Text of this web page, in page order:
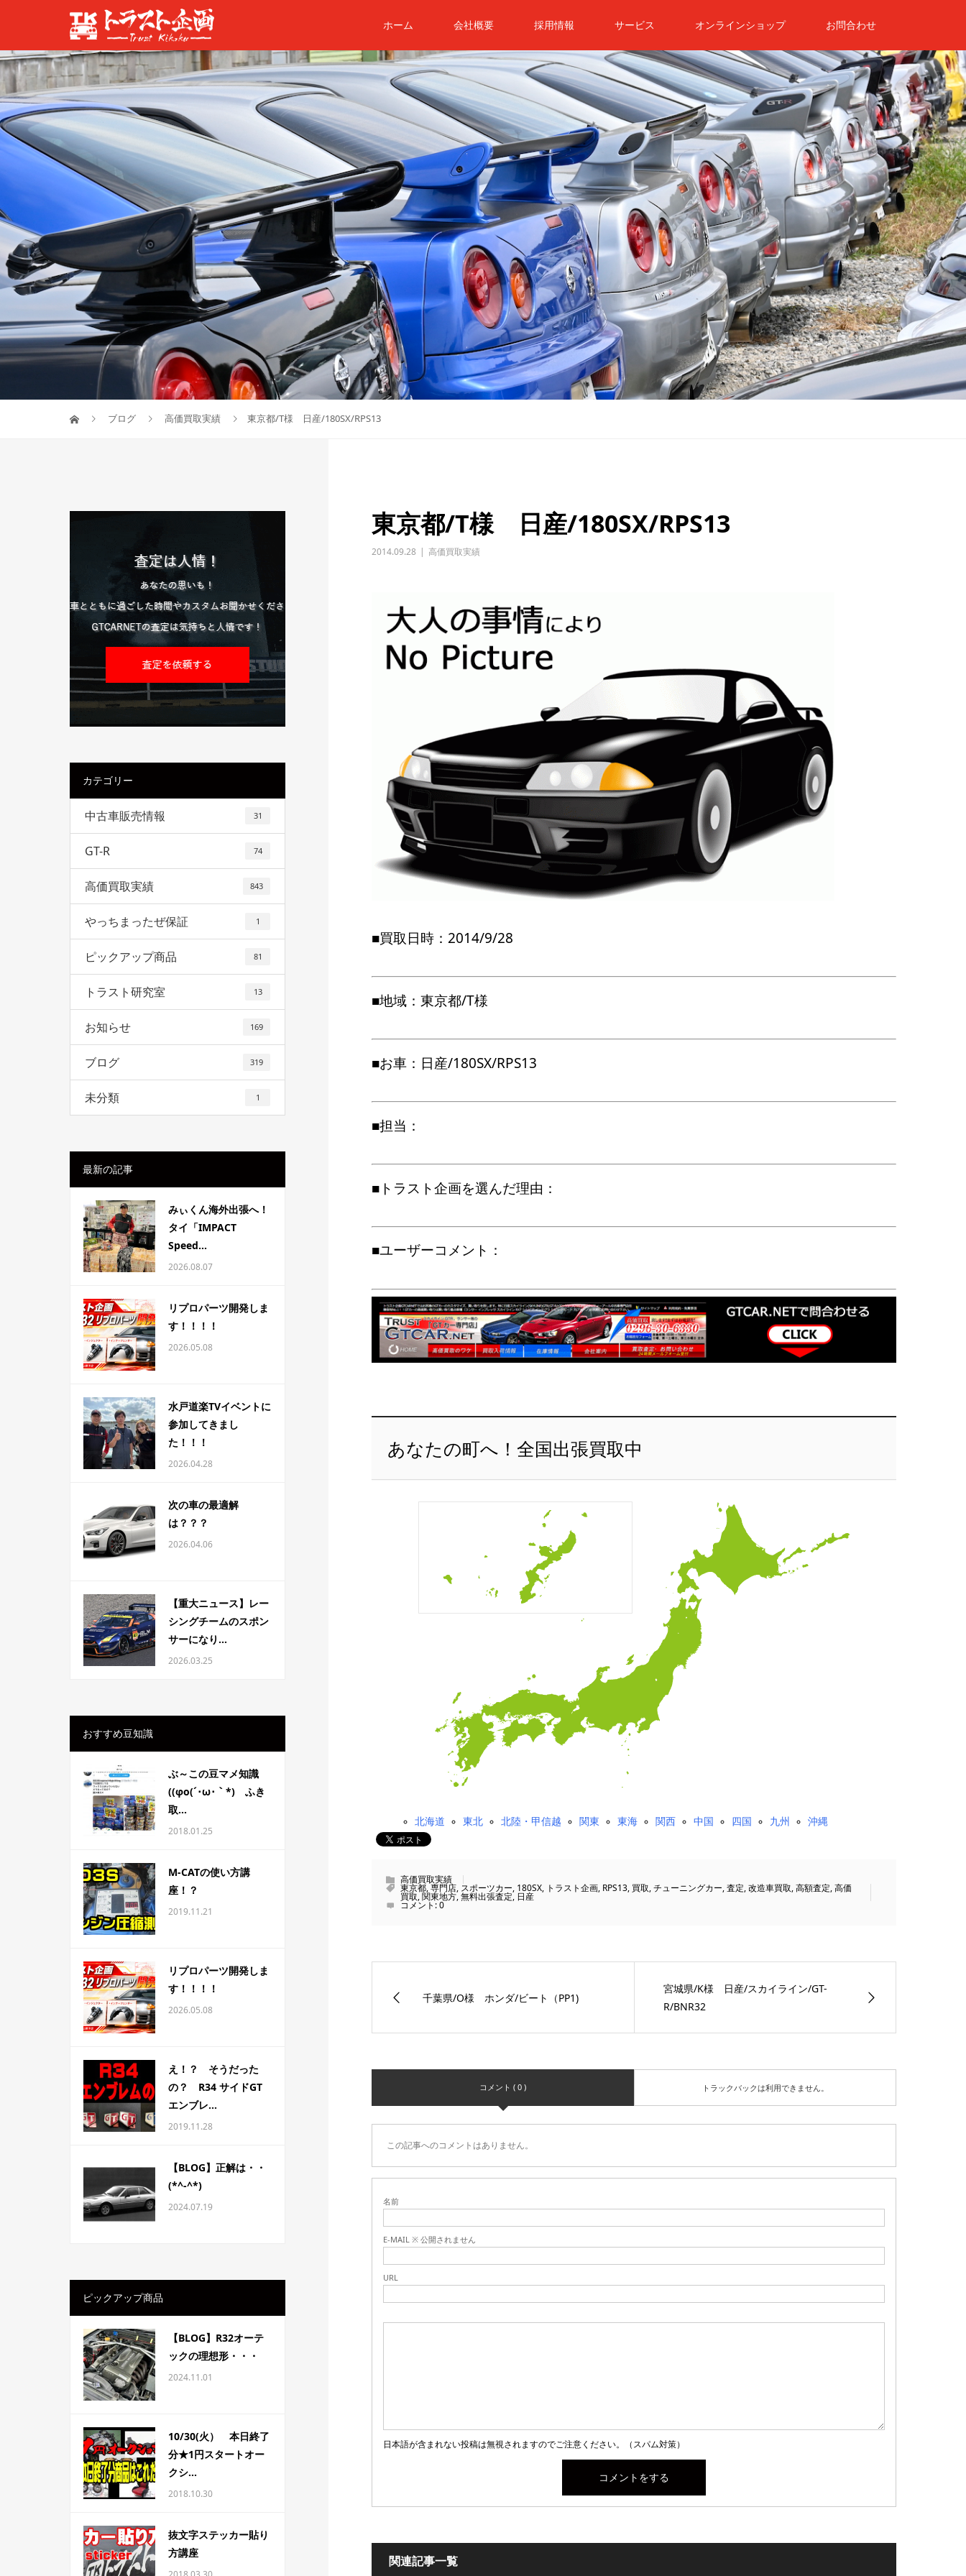
ホーム 会社概要 採用情報 サービス オンラインショップ お問合わせ
ブログ 高価買取実績 東京都/T様 日産/180SX/RPS13
東京都/T様 日産/180SX/RPS13
2014.09.28 高価買取実績
■買取日時：2014/9/28
■地域：東京都/T様
■お車：日産/180SX/RPS13
■担当：
■トラスト企画を選んだ理由：
■ユーザーコメント：
あなたの町へ！全国出張買取中
北海道 東北 北陸・甲信越 関東 東海 関西 中国 四国 九州 沖縄
高価買取実績
東京都,専門店, スポーツカー, 180SX, トラスト企画, RPS13, 買取,チューニングカー,査定,改造車買取,高額査定,高価
買取,関東地方,無料出張査定, 日産
コメント:0
千葉県/O様 ホンダ/ビート（PP1)
宮城県/K様 日産/スカイライン/GT-
R/BNR32
コメント ( 0 ) トラックバックは利用できません。
この記事へのコメントはありません。
名前
E-MAIL ※ 公開されません
URL
日本語が含まれない投稿は無視されますのでご注意ください。（スパム対策）
関連記事一覧
カテゴリー
中古車販売情報 31
GT-R 74
高価買取実績 843
やっちまったぜ保証 1
ピックアップ商品 81
トラスト研究室 13
お知らせ 169
ブログ 319
未分類 1
最新の記事
みぃくん海外出張へ！
タイ「IMPACT
Speed...
2026.08.07
リプロパーツ開発しま
す！！！！
2026.05.08
水戸道楽TVイベントに
参加してきまし
た！！！
2026.04.28
次の車の最適解
は？？？
2026.04.06
【重大ニュース】レー
シングチームのスポン
サーになり...
2026.03.25
おすすめ豆知識
ぶ～この豆マメ知識
((φo(´･ω･｀*) ふき
取...
2018.01.25
M-CATの使い方講
座！？
2019.11.21
リプロパーツ開発しま
す！！！！
2026.05.08
え！？ そうだった
の？ R34 サイドGT
エンブレ...
2019.11.28
【BLOG】正解は・・
(*^-^*)
2024.07.19
ピックアップ商品
【BLOG】R32オーテ
ックの理想形・・・
2024.11.01
10/30(火） 本日終了
分★1円スタートオー
クシ...
2018.10.30
抜文字ステッカー貼り
方講座